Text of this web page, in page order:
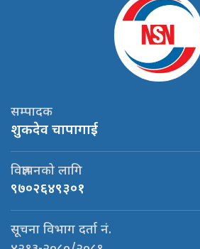
सम्पादक
शुकदेव चापागाई
विज्ञापनको लागि
९७०२६४९३०१
सूचना विभाग दर्ता नं.